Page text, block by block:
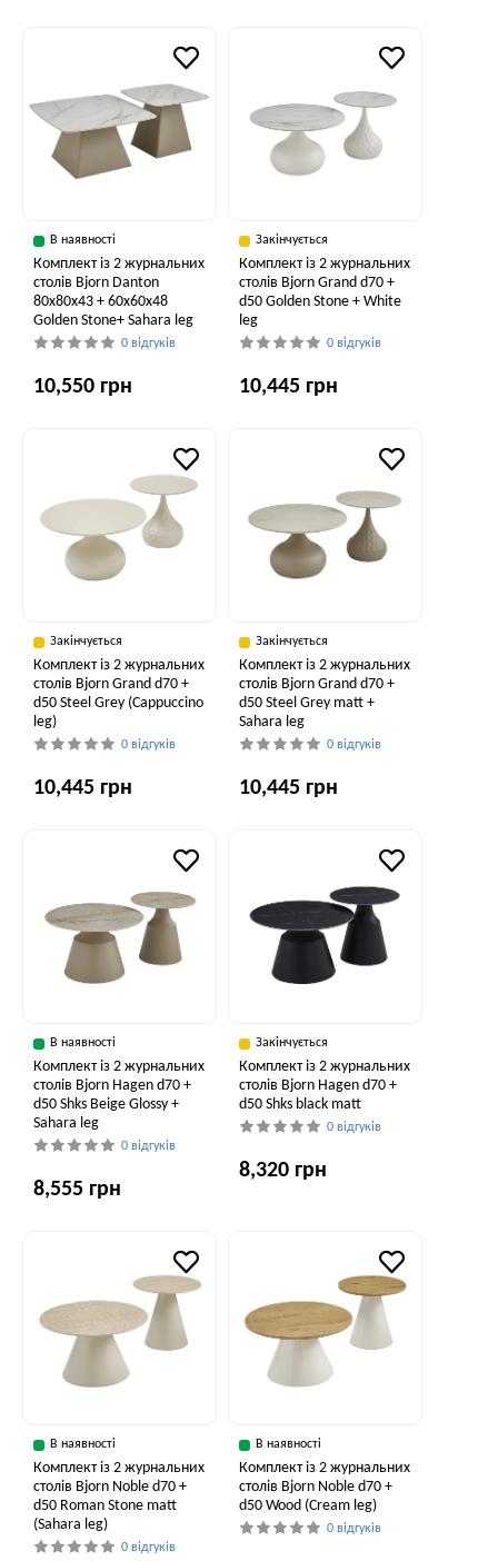
В наявності
Комплект із 2 журнальних
столів Bjorn Danton
80х80х43 + 60х60х48
Golden Stone+ Sahara leg
0 відгуків
10,550 грн
Закінчується
Комплект із 2 журнальних
столів Bjorn Grand d70 +
d50 Golden Stone + White
leg
0 відгуків
10,445 грн
Закінчується
Комплект із 2 журнальних
столів Bjorn Grand d70 +
d50 Steel Grey (Cappuccino
leg)
0 відгуків
10,445 грн
Закінчується
Комплект із 2 журнальних
столів Bjorn Grand d70 +
d50 Steel Grey matt +
Sahara leg
0 відгуків
10,445 грн
В наявності
Комплект із 2 журнальних
столів Bjorn Hagen d70 +
d50 Shks Beige Glossy +
Sahara leg
0 відгуків
8,555 грн
Закінчується
Комплект із 2 журнальних
столів Bjorn Hagen d70 +
d50 Shks black matt
0 відгуків
8,320 грн
В наявності
Комплект із 2 журнальних
столів Bjorn Noble d70 +
d50 Roman Stone matt
(Sahara leg)
0 відгуків
В наявності
Комплект із 2 журнальних
столів Bjorn Noble d70 +
d50 Wood (Cream leg)
0 відгуків